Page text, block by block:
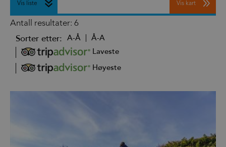
Vis liste Vis kart
Antall resultater: 6
Sorter etter: A-Å
Å-A
Laveste
Høyeste